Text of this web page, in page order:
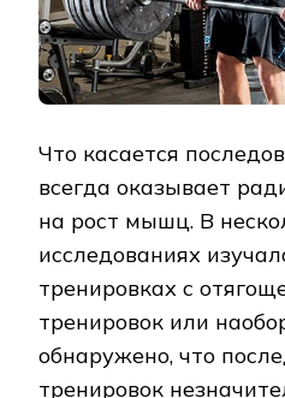
Что касается
всегда оказывает
на рост мышц. В
исследованиях
тренировках с
тренировок или
обнаружено, что
тренировок